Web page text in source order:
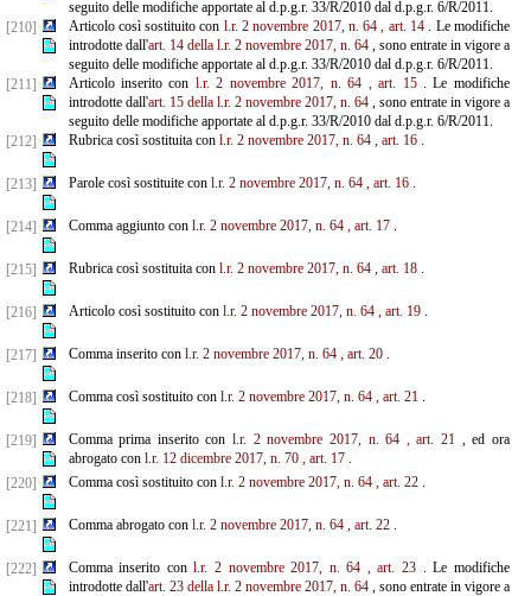
seguito delle modifiche apportate al d.p.g.r. 33/R/2010 dal d.p.g.r. 6/R/2011.
[210]
Articolo così sostituito con l.r. 2 novembre 2017, n. 64 , art. 14 . Le modifiche
introdotte dall'art. 14 della l.r. 2 novembre 2017, n. 64, sono entrate in vigore a
seguito delle modifiche apportate al d.p.g.r. 33/R/2010 dal d.p.g.r. 6/R/2011.
[211]
Articolo inserito con l.r. 2 novembre 2017, n. 64 , art. 15. Le modifiche
introdotte dall'art. 15 della l.r. 2 novembre 2017, n. 64, sono entrate in vigore a
seguito delle modifiche apportate al d.p.g.r. 33/R/2010 dal d.p.g.r. 6/R/2011.
[212]
Rubrica così sostituita con l.r. 2 novembre 2017, n. 64 , art. 16.
[213] Parole così sostituite con l.r. 2 novembre 2017, n. 64 , art. 16.
[214] Comma aggiunto con l.r. 2 novembre 2017, n. 64 , art. 17.
[215] Rubrica così sostituita con l.r. 2 novembre 2017, n. 64 , art. 18.
[216] Articolo così sostituito con l.r. 2 novembre 2017, n. 64 , art. 19.
[217] Comma inserito con l.r. 2 novembre 2017, n. 64 , art. 20.
[218] Comma così sostituito con l.r. 2 novembre 2017, n. 64 , art. 21.
[219] Comma prima inserito conl.r. 2 novembre 2017, n. 64 , art. 21 , ed ora
abrogato con l.r. 12 dicembre 2017, n. 70 , art. 17.
[220]
Comma così sostituito con l.r. 2 novembre 2017, n. 64 , art. 22.
[221] Comma abrogato con l.r. 2 novembre 2017, n. 64 , art. 22.
[222] Comma inserito conl.r. 2 novembre 2017, n. 64 , art. 23 . Le modifiche
introdotte dall'art. 23 della l.r. 2 novembre 2017, n. 64, sono entrate in vigore a